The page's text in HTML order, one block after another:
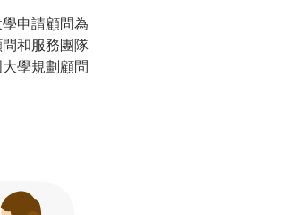
申請顧問為
和服務團隊
學規劃顧問